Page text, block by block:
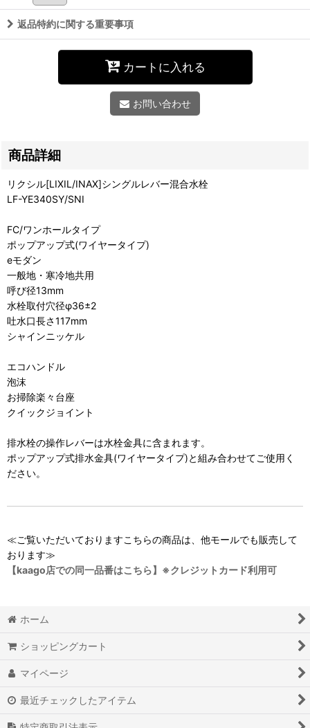
返品特約に関する重要事項
カートに入れる
お問い合わせ
商品詳細
リクシル[LIXIL/INAX]シングルレバー混合水栓
LF-YE340SY/SNI
FC/ワンホールタイプ
ポップアップ式(ワイヤータイプ)
eモダン
一般地・寒冷地共用
呼び径13mm
水栓取付穴径φ36±2
吐水口長さ117mm
シャインニッケル
エコハンドル
泡沫
お掃除楽々台座
クイックジョイント
排水栓の操作レバーは水栓金具に含まれます。
ポップアップ式排水金具(ワイヤータイプ)と組み合わせてご使用く
ださい。
≪ご覧いただいておりますこちらの商品は、他モールでも販売して
おります≫
【kaago店での同一品番はこちら】※クレジットカード利用可
ホーム
ショッピングカート
マイページ
最近チェックしたアイテム